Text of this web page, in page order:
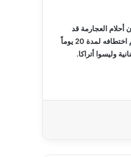
العجارمة قد
أثارت ضجة خلال الأيام الماضية، بعد أن ظهرت بمقطع فيديو تستقبل طفلها بعد أن ادّعت أنه تم اختطافه لمدة 20 يوماً
وليسوا أتراكا.